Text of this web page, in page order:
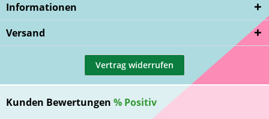
Informationen
Versand
Vertrag widerrufen
Kunden Bewertungen % Positiv